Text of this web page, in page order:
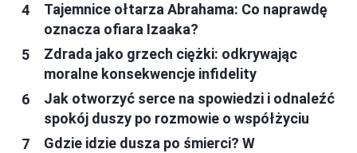
Tajemnice ołtarza Abrahama: Co naprawdę
oznacza ofiara Izaaka?
Zdrada jako grzech ciężki: odkrywając
moralne konsekwencje infidelity
Jak otworzyć serce na spowiedzi i odnaleźć
spokój duszy po rozmowie o współżyciu
Gdzie idzie dusza po śmierci? W